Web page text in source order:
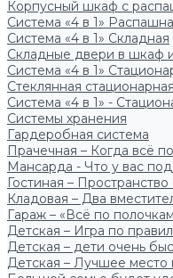
Корпусный шкаф с
Система «4 в 1»
Система «4 в 1» Складная
Складные двери в шкаф
Система «4 в 1»
Стеклянная
Система «4 в 1» -
Системы хранения
Гардеробная система
Прачечная – Когда всё
Мансарда - Что у вас
Гостиная –
Кладовая – Два
Гараж – «Всё по
Детская – Игра по
Детская – дети очень
Детская – Лучшее место